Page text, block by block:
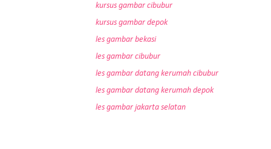
kursus gambar cibubur
kursus gambar depok
les gambar bekasi
les gambar cibubur
les gambar datang kerumah cibubur
les gambar datang kerumah depok
les gambar jakarta selatan